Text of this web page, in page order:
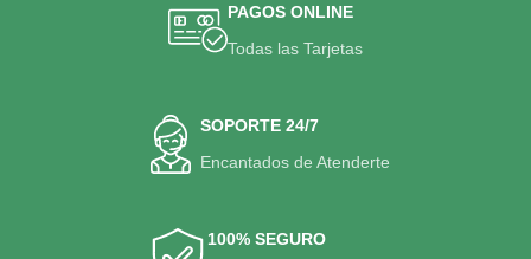
PAGOS ONLINE
Todas las Tarjetas
SOPORTE 24/7
Encantados de Atenderte
100% SEGURO